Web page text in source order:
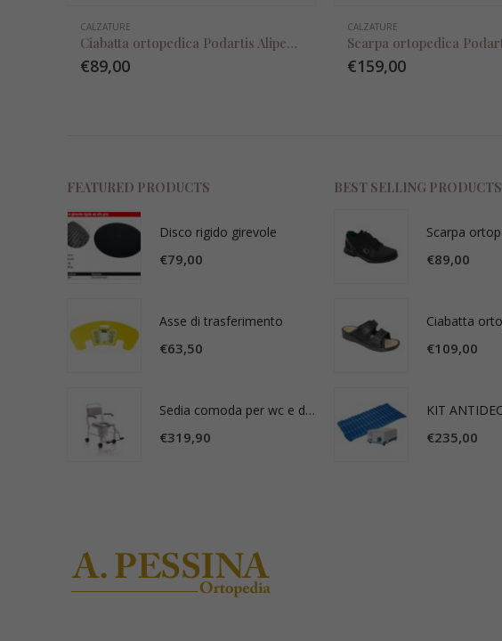
CALZATURE
Ciabatta ortopedica Podartis Alipes blu
€89,00
CALZATURE
€159,00
FEATURED PRODUCTS
Disco rigido girevole
€79,00
Asse di trasferimento
€63,50
Sedia comoda per wc e doccia
€319,90
BEST SELLING PRODUCTS
€89,00
€109,00
€235,00